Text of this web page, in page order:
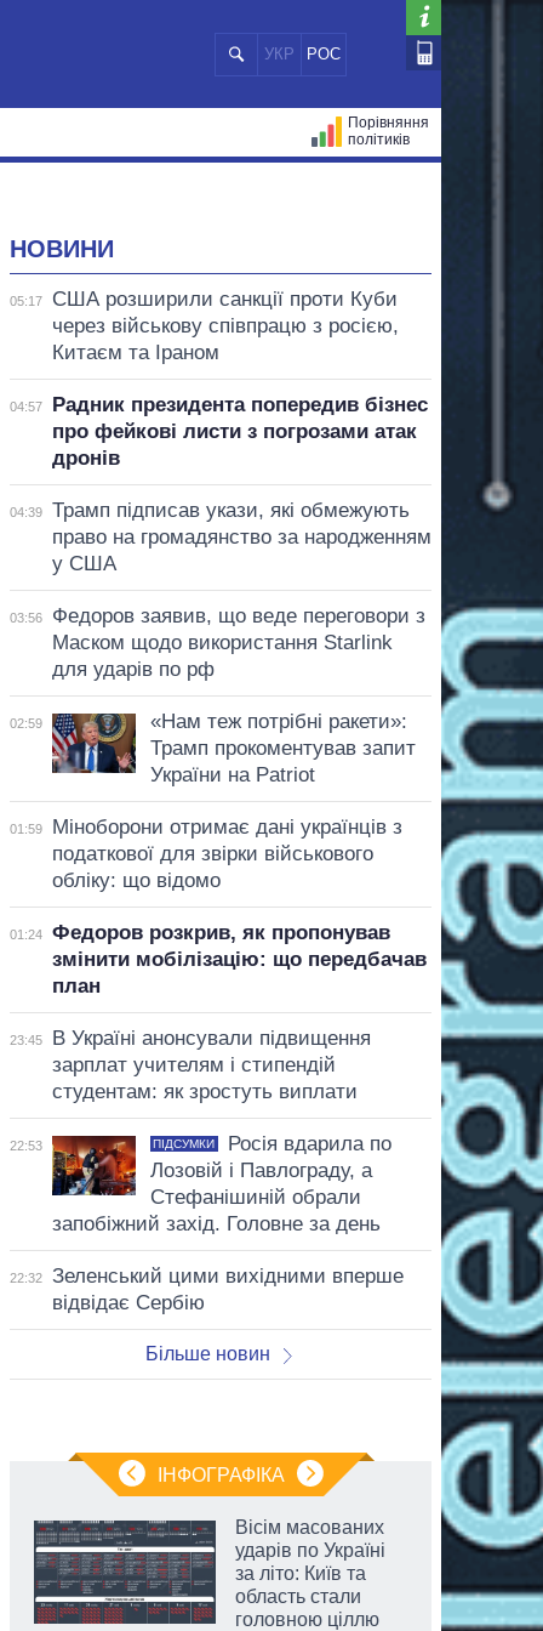
УКР РОС
Порівняння
політиків
НОВИНИ
05:17
США розширили санкції проти Куби
через військову співпрацю з росією,
Китаєм та Іраном
04:57
Радник президента попередив бізнес
про фейкові листи з погрозами атак
дронів
04:39
Трамп підписав укази, які обмежують
право на громадянство за народженням
у США
03:56
Федоров заявив, що веде переговори з
Маском щодо використання Starlink
для ударів по рф
02:59
«Нам теж потрібні ракети»:
Трамп прокоментував запит
України на Patriot
01:59
Міноборони отримає дані українців з
податкової для звірки військового
обліку: що відомо
01:24
Федоров розкрив, як пропонував
змінити мобілізацію: що передбачав
план
23:45
В Україні анонсували підвищення
зарплат учителям і стипендій
студентам: як зростуть виплати
22:53 ПІДСУМКИ
Росія вдарила по
Лозовій і Павлограду, а
Стефанішиній обрали
запобіжний захід. Головне за день
22:32
Зеленський цими вихідними вперше
відвідає Сербію
Більше новин
ІНФОГРАФІКА
Вісім масованих
ударів по Україні
за літо: Київ та
область стали
головною ціллю